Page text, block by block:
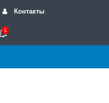
Контакты
1